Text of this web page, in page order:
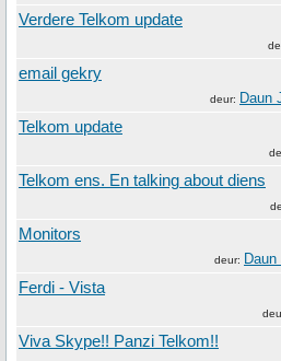
Verdere Telkom update
email gekry
deur: Daun
Telkom update
Telkom ens. En talking about diens
Monitors
deur:
Ferdi - Vista
Viva Skype!! Panzi Telkom!!